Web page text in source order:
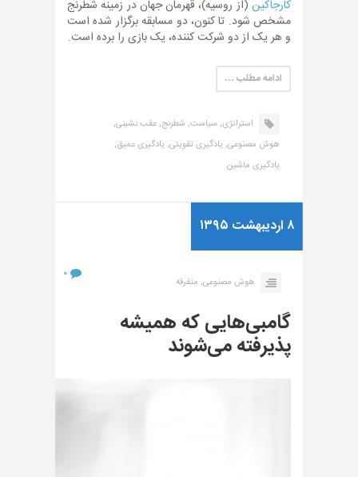
کارجاکین (از روسیه)، قهرمان جهان در زمینه شطرنج
مشخص شود. تا کنون، دو مسابقه برگزار شده است
و هر یک از دو شرکت کننده، یک بازی را برده است.
ادامه مطلب …
استراتژی, سیاست, شطرنج,عقب نشینی,
هوش مصنوعی, یادگیری تقویتی, یادگیری عمیق,
یادگیری ماشین
۸ اردیبهشت ۱۳۹۵
هوش مصنوعی, متفرقه
۰
گامبی‌هایی که همیشه
پذیرفته می‌شوند